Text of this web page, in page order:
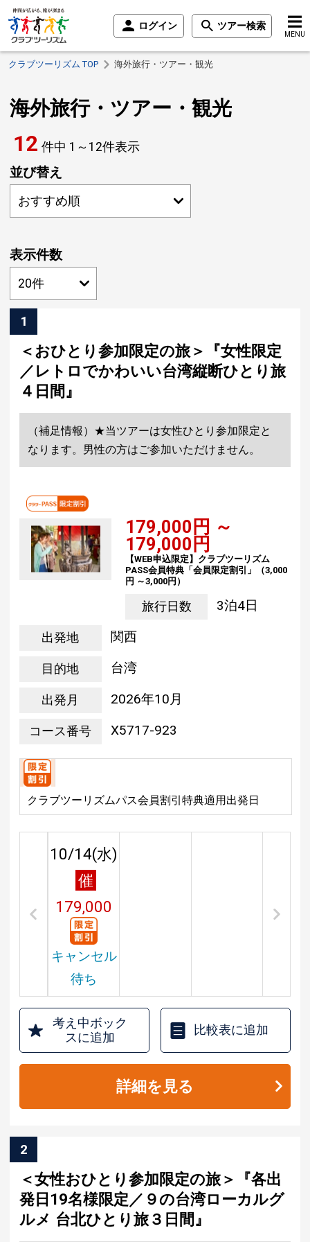
ログイン ツアー検索
MENU
クラブツーリズム TOP 海外旅行・ツアー・観光
海外旅行・ツアー・観光
12 件中 1～ 12件表示
並び替え
表示件数
1
＜おひとり参加限定の旅＞『女性限定
／レトロでかわいい台湾縦断ひとり旅
４日間』
（補足情報）★当ツアーは女性ひとり参加限定と
なります。男性の方はご参加いただけません。
179,000円 ～
179,000円
【WEB申込限定】クラブツーリズム
PASS会員特典「会員限定割引」（3,000
円 ～3,000円）
旅行日数 3泊4日
出発地 関西
目的地 台湾
出発月 2026年10月
コース番号 X5717-923
クラブツーリズムパス会員割引特典適用出発日
10/14(水)
催
179,000
円
キャンセル
待ち
考え中ボック
スに追加
比較表に追加
詳細を見る
2
＜女性おひとり参加限定の旅＞『各出
発日19名様限定／９の台湾ローカルグ
ルメ 台北ひとり旅３日間』